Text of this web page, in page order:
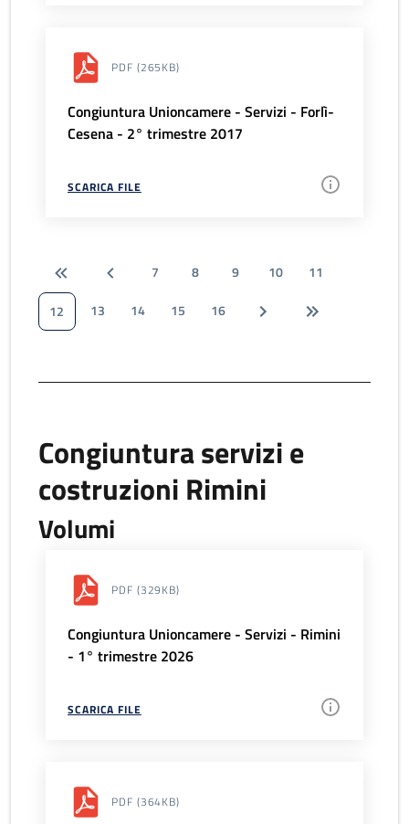
PDF (265KB)
Congiuntura Unioncamere - Servizi - Forlì-
Cesena - 2° trimestre 2017
SCARICA FILE
7 8 9 10
11
12
13 14 15 16
Congiuntura servizi e
costruzioni Rimini
Volumi
PDF (329KB)
Congiuntura Unioncamere - Servizi - Rimini
- 1° trimestre 2026
SCARICA FILE
PDF (364KB)